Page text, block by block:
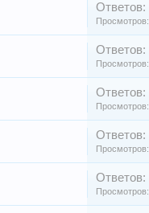
Ответов:
Просмотров:
Ответов:
Просмотров:
Ответов:
Просмотров:
Ответов:
Просмотров:
Ответов:
Просмотров: